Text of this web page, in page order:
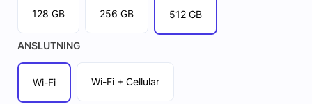
128 GB 256 GB 512 GB
ANSLUTNING
Wi-Fi Wi-Fi + Cellular